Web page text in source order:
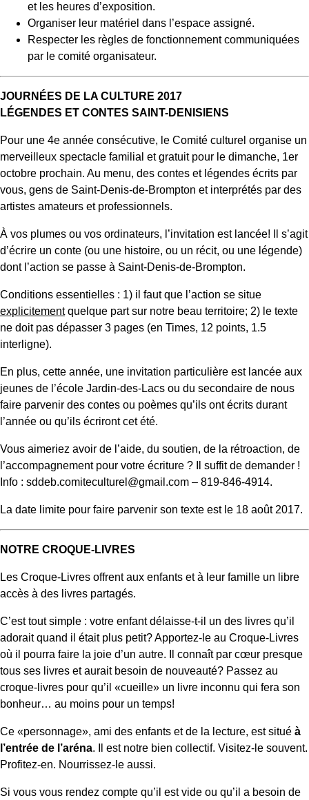
et les heures d’exposition.
Organiser leur matériel dans l’espace assigné.
Respecter les règles de fonctionnement communiquées
par le comité organisateur.
JOURNÉES DE LA CULTURE 2017
LÉGENDES ET CONTES SAINT-DENISIENS
Pour une 4e année consécutive, le Comité culturel organise un
merveilleux spectacle familial et gratuit pour le dimanche, 1er
octobre prochain. Au menu, des contes et légendes écrits par
vous, gens de Saint-Denis-de-Brompton et interprétés par des
artistes amateurs et professionnels.
À vos plumes ou vos ordinateurs, l’invitation est lancée! Il s’agit
d’écrire un conte (ou une histoire, ou un récit, ou une légende)
dont l’action se passe à Saint-Denis-de-Brompton.
Conditions essentielles : 1) il faut que l’action se situe
explicitementquelque part sur notre beau territoire; 2) le texte
ne doit pas dépasser 3 pages (en Times, 12 points, 1.5
interligne).
En plus, cette année, une invitation particulière est lancée aux
jeunes de l’école Jardin-des-Lacs ou du secondaire de nous
faire parvenir des contes ou poèmes qu’ils ont écrits durant
l’année ou qu’ils écriront cet été.
Vous aimeriez avoir de l’aide, du soutien, de la rétroaction, de
l’accompagnement pour votre écriture ? Il suffit de demander !
Info : sddeb.comiteculturel@gmail.com – 819-846-4914.
La date limite pour faire parvenir son texte est le 18 août 2017.
NOTRE CROQUE-LIVRES
Les Croque-Livres offrent aux enfants et à leur famille un libre
accès à des livres partagés.
C’est tout simple : votre enfant délaisse-t-il un des livres qu’il
adorait quand il était plus petit? Apportez-le au Croque-Livres
où il pourra faire la joie d’un autre. Il connaît par cœur presque
tous ses livres et aurait besoin de nouveauté? Passez au
croque-livres pour qu’il «cueille» un livre inconnu qui fera son
bonheur… au moins pour un temps!
Ce «personnage», ami des enfants et de la lecture, est situé à
l’entrée de l’aréna. Il est notre bien collectif. Visitez-le souvent.
Profitez-en. Nourrissez-le aussi.
Si vous vous rendez compte qu’il est vide ou qu’il a besoin de